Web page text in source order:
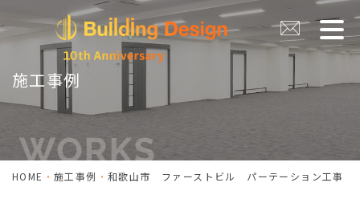
施工事例
HOME 施工事例 和歌山市 ファーストビル パーテーション工事